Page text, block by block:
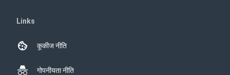
Links
कूकीज नीति
गोपनीयता नीति